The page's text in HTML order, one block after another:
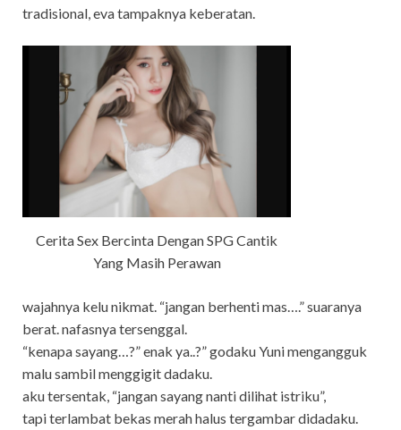
tradisional, eva tampaknya keberatan.
Cerita Sex Bercinta Dengan SPG Cantik
Yang Masih Perawan
wajahnya kelu nikmat. “jangan berhenti mas….” suaranya
berat. nafasnya tersenggal.
“kenapa sayang…?” enak ya..?” godaku Yuni mengangguk
malu sambil menggigit dadaku.
aku tersentak, “jangan sayang nanti dilihat istriku”,
tapi terlambat bekas merah halus tergambar didadaku.